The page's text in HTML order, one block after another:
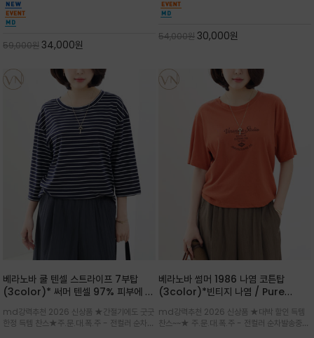
부에 산뜻하게 닿는 프리미엄 /답답함 없는 라운
드 넥라인과 자연스럽게 어깨를 감싸는 캡슬리브
디자인이 팔 라인을 더욱 날씬
59,000원34,000원
라인과 여유 있는 스탠다드 핏으로 부담 없이 착
용/과하지 않은 프린트 디테일이 룩에 세련된 위
트를 더해 데일리 룩에 포인트
54,000원30,000원
베라노바 쿨 텐셀 스트라이프 7부탑
(3color)* 써머 텐셀 97% 피부에 닿
소재
md강력추천 2026 신상품 ★간절기에도 굿굿
한정 득템 찬스★주.문.대.폭.주 - 전컬러 순차발
베라노바 썸머 1986 나염 코튼탑
(3color)*빈티지 나염 / Pure
어도 룩에 감도가 살아나는 베라노바 스
튜디오 티셔츠
md강력추천 2026 신상품 ★대박 할인 득템
찬스~~★ 주.문.대.폭.주 - 전컬러 순차발송중